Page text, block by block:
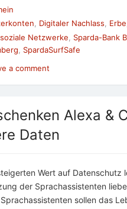
, Digitaler Nachlass, Erbe
soziale Netzwerke
Sparda-Bank
SpardaSurfSafe
a comment
Alexa &
Daten
Wert auf Datenschutz
der Sprachassistenten
sollen das